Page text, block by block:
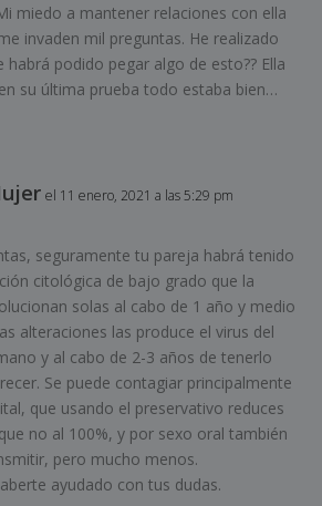
miedo a mantener relaciones con ella
invaden mil preguntas. He realizado
habrá podido pegar algo de esto?? Ella
su última prueba todo estaba bien…
el 11 enero, 2021 a las 5:29 pm
seguramente tu pareja habrá tenido
citológica de bajo grado que la
solas al cabo de 1 año y medio
alteraciones las produce el virus del
y al cabo de 2-3 años de tenerlo
Se puede contagiar principalmente
que usando el preservativo reduces
no al 100%, y por sexo oral también
pero mucho menos.
ayudado con tus dudas.